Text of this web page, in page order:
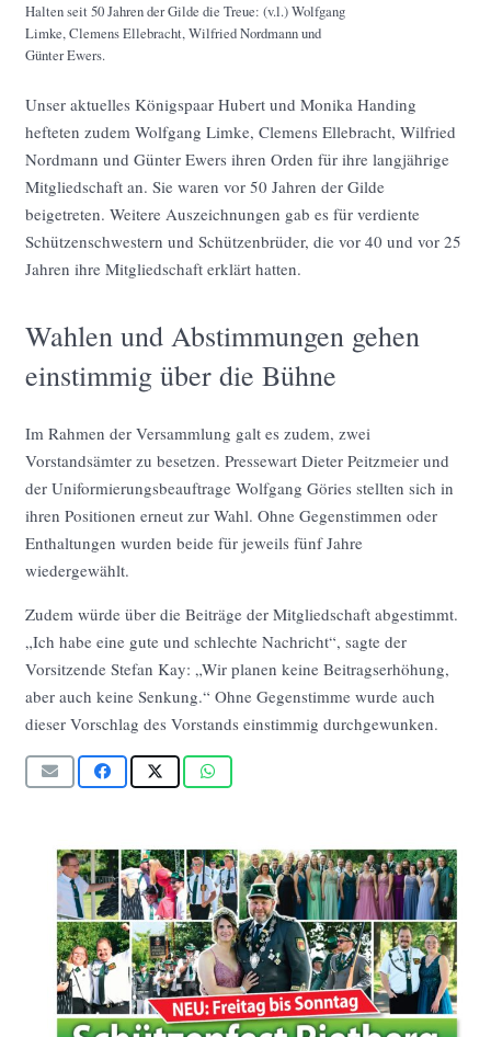
Halten seit 50 Jahren der Gilde die Treue: (v.l.) Wolfgang
Limke, Clemens Ellebracht, Wilfried Nordmann und
Günter Ewers.
Unser aktuelles Königspaar Hubert und Monika Handing
hefteten zudem Wolfgang Limke, Clemens Ellebracht, Wilfried
Nordmann und Günter Ewers ihren Orden für ihre langjährige
Mitgliedschaft an. Sie waren vor 50 Jahren der Gilde
beigetreten. Weitere Auszeichnungen gab es für verdiente
Schützenschwestern und Schützenbrüder, die vor 40 und vor 25
Jahren ihre Mitgliedschaft erklärt hatten.
Wahlen und Abstimmungen gehen
einstimmig über die Bühne
Im Rahmen der Versammlung galt es zudem, zwei
Vorstandsämter zu besetzen. Pressewart Dieter Peitzmeier und
der Uniformierungsbeauftrage Wolfgang Göries stellten sich in
ihren Positionen erneut zur Wahl. Ohne Gegenstimmen oder
Enthaltungen wurden beide für jeweils fünf Jahre
wiedergewählt.
Zudem würde über die Beiträge der Mitgliedschaft abgestimmt.
„Ich habe eine gute und schlechte Nachricht“, sagte der
Vorsitzende Stefan Kay: „Wir planen keine Beitragserhöhung,
aber auch keine Senkung.“ Ohne Gegenstimme wurde auch
dieser Vorschlag des Vorstands einstimmig durchgewunken.